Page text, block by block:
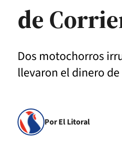
de
Dos motochorros
llevaron el dinero
Por El Litoral